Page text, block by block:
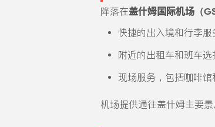
降落在盖什姆国际机场（
快捷的出入境和行李服
附近的出租车和班车选
现场服务，包括咖啡
机场提供通往盖什姆主要景